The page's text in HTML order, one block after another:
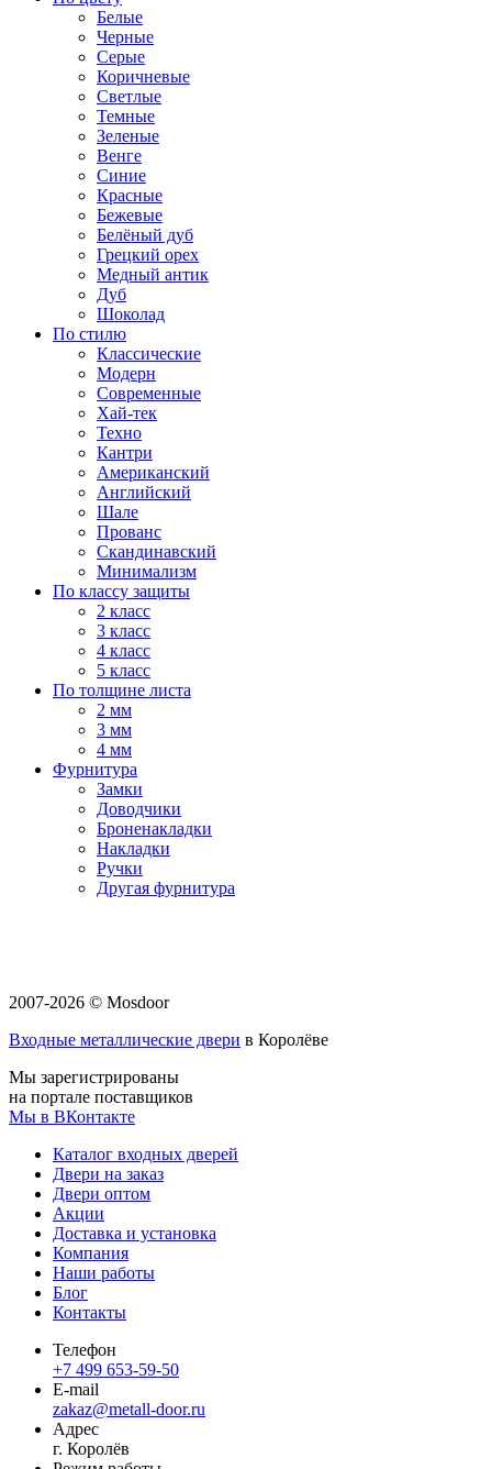
Белые
Черные
Серые
Коричневые
Светлые
Темные
Зеленые
Венге
Синие
Красные
Бежевые
Белёный дуб
Грецкий орех
Медный антик
Дуб
Шоколад
По стилю
Классические
Модерн
Современные
Хай-тек
Техно
Кантри
Американский
Английский
Шале
Прованс
Скандинавский
Минимализм
По классу защиты
2 класс
3 класс
4 класс
5 класс
По толщине листа
2 мм
3 мм
4 мм
Фурнитура
Замки
Доводчики
Броненакладки
Накладки
Ручки
Другая фурнитура
2007-2026 © Mosdoor
Входные металлические двери в Королёве
Мы зарегистрированы
на портале поставщиков
Мы в ВКонтакте
Каталог входных дверей
Двери на заказ
Двери оптом
Акции
Доставка и установка
Компания
Наши работы
Блог
Контакты
Телефон
+7 499 653-59-50
E-mail
zakaz@metall-door.ru
Адрес
г. Королёв